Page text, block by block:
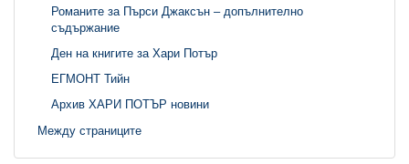
Романите за Пърси Джаксън – допълнително
съдържание
Ден на книгите за Хари Потър
ЕГМОНТ Тийн
Архив ХАРИ ПОТЪР новини
Между страниците